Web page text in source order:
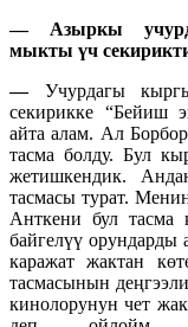
— Азыркы
мыкты үч
— Учурдагы
секирикке “Бейиш
айта алам. Ал
тасма болду. Бул
жетишкендик.
тасмасы турат.
Анткени бул тасма
байгелүү
каражат жактан
тасмасынын
кинолорунун чет